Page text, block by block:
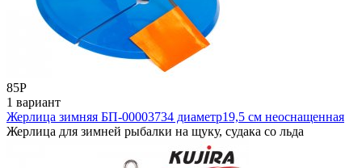
85Р
1 вариант
Жерлица зимняя БП-00003734 диаметр19,5 см неоснащенная
Жерлица для зимней рыбалки на щуку, судака со льда